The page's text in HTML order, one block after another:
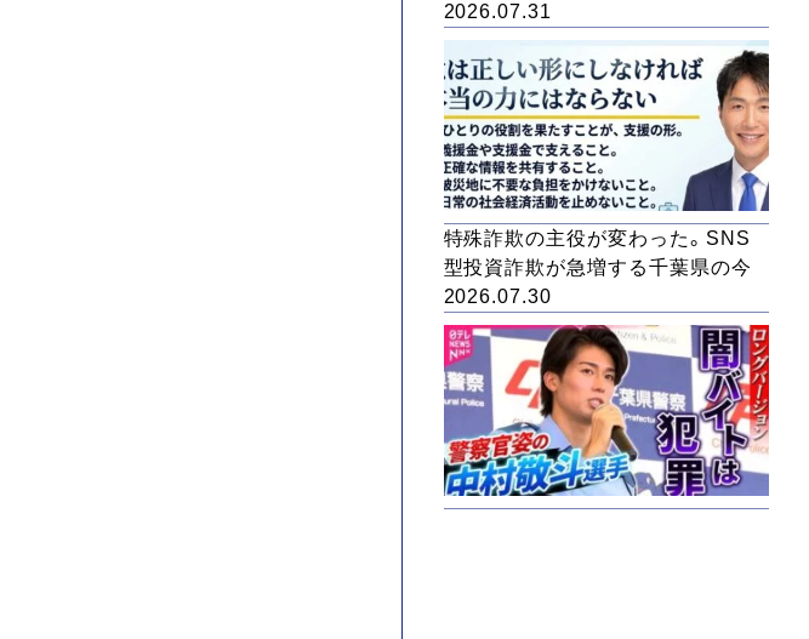
2026.07.31
特殊詐欺の主役が変わった。SNS
型投資詐欺が急増する千葉県の今
2026.07.30